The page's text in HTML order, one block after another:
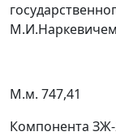
М.И.Наркевичем
М.м. 747,41
Компонента ЗЖ-